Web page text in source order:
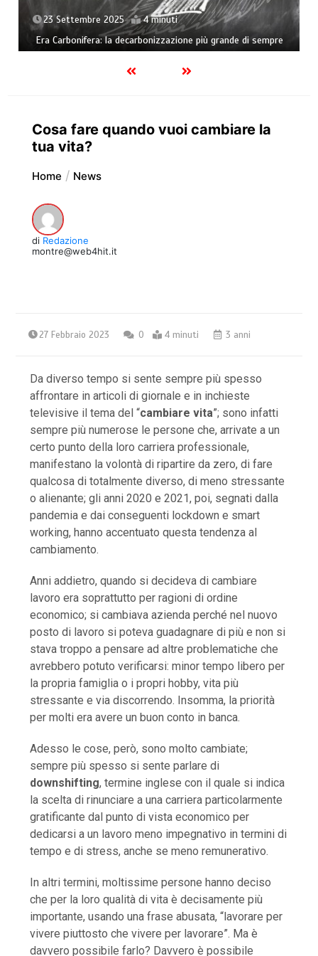
23 Settembre 2025 4 minuti
Era Carbonifera: la decarbonizzazione più grande di sempre
Cosa fare quando vuoi cambiare la
tua vita?
Home News
di Redazione
montre@web4hit.it
27 Febbraio 2023 0 4 minuti 3 anni
Da diverso tempo si sente sempre più spesso
affrontare in articoli di giornale e in inchieste
televisive il tema del “cambiare vita”; sono infatti
sempre più numerose le persone che, arrivate a un
certo punto della loro carriera professionale,
manifestano la volontà di ripartire da zero, di fare
qualcosa di totalmente diverso, di meno stressante
o alienante; gli anni 2020 e 2021, poi, segnati dalla
pandemia e dai conseguenti lockdown e smart
working, hanno accentuato questa tendenza al
cambiamento.
Anni addietro, quando si decideva di cambiare
lavoro era soprattutto per ragioni di ordine
economico; si cambiava azienda perché nel nuovo
posto di lavoro si poteva guadagnare di più e non si
stava troppo a pensare ad altre problematiche che
avrebbero potuto verificarsi: minor tempo libero per
la propria famiglia o i propri hobby, vita più
stressante e via discorrendo. Insomma, la priorità
per molti era avere un buon conto in banca.
Adesso le cose, però, sono molto cambiate;
sempre più spesso si sente parlare di
downshifting, termine inglese con il quale si indica
la scelta di rinunciare a una carriera particolarmente
gratificante dal punto di vista economico per
dedicarsi a un lavoro meno impegnativo in termini di
tempo e di stress, anche se meno remunerativo.
In altri termini, moltissime persone hanno deciso
che per la loro qualità di vita è decisamente più
importante, usando una frase abusata, “lavorare per
vivere piuttosto che vivere per lavorare”. Ma è
davvero possibile farlo? Davvero è possibile